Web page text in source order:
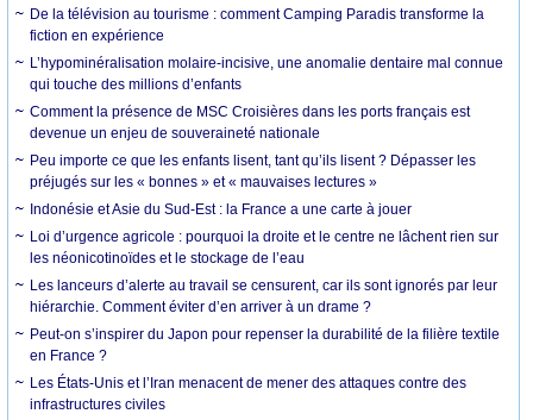
De la télévision au tourisme : comment Camping Paradis transforme la
fiction en expérience
L’hypominéralisation molaire-incisive, une anomalie dentaire mal connue
qui touche des millions d’enfants
Comment la présence de MSC Croisières dans les ports français est
devenue un enjeu de souveraineté nationale
Peu importe ce que les enfants lisent, tant qu’ils lisent ? Dépasser les
préjugés sur les « bonnes » et « mauvaises lectures »
Indonésie et Asie du Sud-Est : la France a une carte à jouer
Loi d’urgence agricole : pourquoi la droite et le centre ne lâchent rien sur
les néonicotinoïdes et le stockage de l’eau
Les lanceurs d’alerte au travail se censurent, car ils sont ignorés par leur
hiérarchie. Comment éviter d’en arriver à un drame ?
Peut-on s’inspirer du Japon pour repenser la durabilité de la filière textile
en France ?
Les États-Unis et l’Iran menacent de mener des attaques contre des
infrastructures civiles